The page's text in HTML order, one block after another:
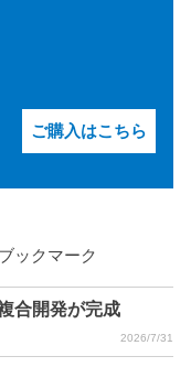
ご購入はこちら
ックマーク
合開発が完成
2026/7/31